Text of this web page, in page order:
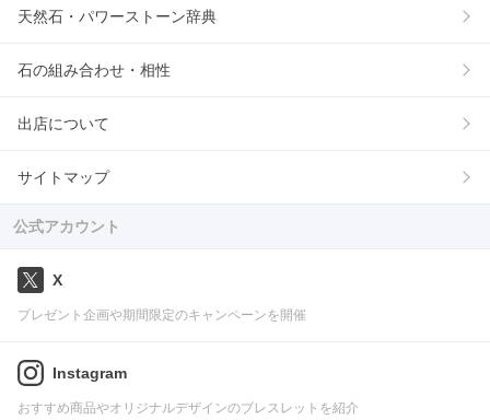
天然石・パワーストーン辞典
石の組み合わせ・相性
出店について
サイトマップ
公式アカウント
X
プレゼント企画や期間限定のキャンペーンを開催
Instagram
おすすめ商品やオリジナルデザインのブレスレットを紹介